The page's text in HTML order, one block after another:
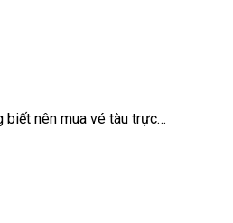
biết nên mua vé tàu trực…